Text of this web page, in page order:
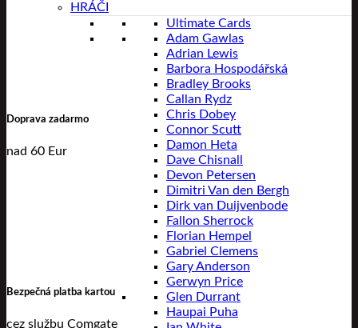
HRÁČI
Ultimate Cards
Adam Gawlas
Adrian Lewis
Barbora Hospodářská
Bradley Brooks
Callan Rydz
Chris Dobey
Connor Scutt
Damon Heta
Dave Chisnall
Devon Petersen
Dimitri Van den Bergh
Dirk van Duijvenbode
Fallon Sherrock
Florian Hempel
Gabriel Clemens
Gary Anderson
Gerwyn Price
Glen Durrant
Haupai Puha
Doprava zadarmo
nad 60 Eur
Bezpečná platba kartou
cez službu Comgate